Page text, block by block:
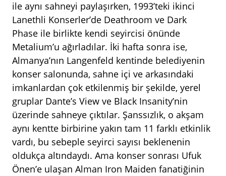
ile aynı sahneyi paylaşırken, 1993’teki ikinci
Lanethli Konserler’de Deathroom ve Dark
Phase ile birlikte kendi seyircisi önünde
Metalium’u ağırladılar. İki hafta sonra ise,
Almanya’nın Langenfeld kentinde belediyenin
konser salonunda, sahne içi ve arkasındaki
imkanlardan çok etkilenmiş bir şekilde, yerel
gruplar Dante’s View ve Black Insanity’nin
üzerinde sahneye çıktılar. Şanssızlık, o akşam
aynı kentte birbirine yakın tam 11 farklı etkinlik
vardı, bu sebeple seyirci sayısı beklenenin
oldukça altındaydı. Ama konser sonrası Ufuk
Önen’e ulaşan Alman Iron Maiden fanatiğinin